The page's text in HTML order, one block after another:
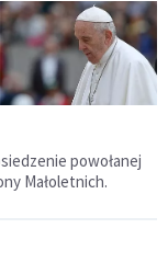
powołanej
Małoletnich.